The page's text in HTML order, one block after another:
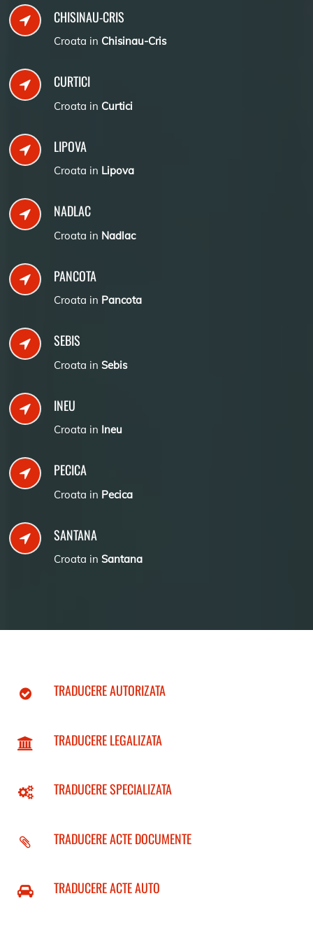
CHISINAU-CRIS
Croata in Chisinau-Cris
CURTICI
Croata in Curtici
LIPOVA
Croata in Lipova
NADLAC
Croata in Nadlac
PANCOTA
Croata in Pancota
SEBIS
Croata in Sebis
INEU
Croata in Ineu
PECICA
Croata in Pecica
SANTANA
Croata in Santana
TRADUCERE AUTORIZATA
TRADUCERE LEGALIZATA
TRADUCERE SPECIALIZATA
TRADUCERE ACTE DOCUMENTE
TRADUCERE ACTE AUTO